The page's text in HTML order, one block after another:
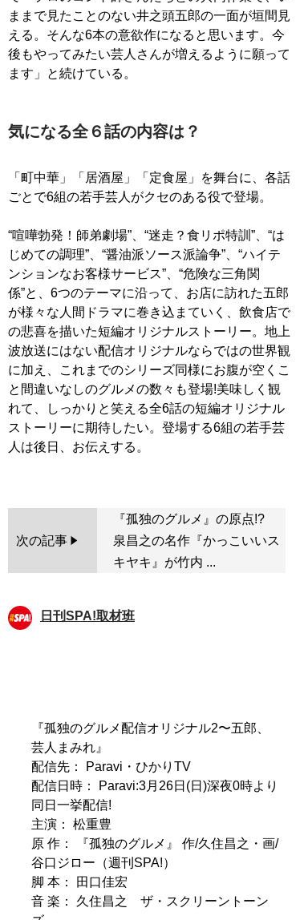
ままで見たことのない井之頭五郎の一面が垣間見
える。そんな6本の意欲作になると思います。今
後もやってみたい芸人さんが増えるように願って
ます」と続けている。
気になる全６話の内容は？
「町中華」「居酒屋」「定食屋」を舞台に、各話
ごとで6組の若手芸人がクセのある役で登場。
“喧嘩勃発！師弟劇場”、“迷走？食リポ特訓”、“は
じめての調理”、“醤油派ソース派論争”、“ハイテ
ンションなお客様サービス”、“危険な三角関
係”と、6つのテーマに沿って、お店に訪れた五郎
が様々な人間ドラマに巻き込まていく、飲食店で
の悲喜を描いた短編オリジナルストーリー。地上
波放送にはない配信オリジナルならではの世界観
に加え、これまでのシリーズ同様にお腹が空くこ
と間違いなしのグルメの数々も登場!美味しく観
れて、しっかりと笑える全6話の短編オリジナル
ストーリーに期待したい。登場する6組の若手芸
人は後日、お伝えする。
次の記事
『孤独のグルメ』の原点!?
泉昌之の名作『かっこいいス
キヤキ』が竹内 ...
日刊SPA!取材班
『孤独のグルメ配信オリジナル2〜五郎、
芸人まみれ』
配信先： Paravi・ひかりTV
配信日時： Paravi:3月26日(日)深夜0時より
同日一挙配信!
主演： 松重豊
原 作： 『孤独のグルメ』 作/久住昌之・画/
谷口ジロー（週刊SPA!）
脚 本： 田口佳宏
音 楽： 久住昌之 ザ・スクリーントーン